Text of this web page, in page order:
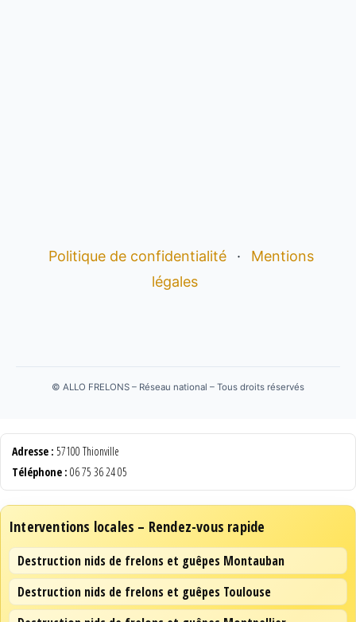
Politique de confidentialité ·
Mentions
légales
© ALLO FRELONS – Réseau national – Tous droits réservés
Adresse : 57100 Thionville
Téléphone : 06 75 36 24 05
Interventions locales – Rendez-vous rapide
Destruction nids de frelons et guêpes Montauban
Destruction nids de frelons et guêpes Toulouse